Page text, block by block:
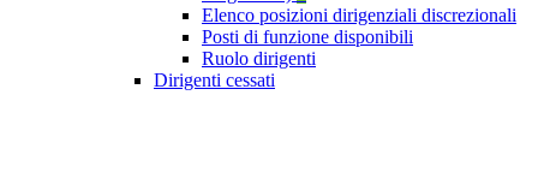
Elenco posizioni dirigenziali discrezionali
Posti di funzione disponibili
Ruolo dirigenti
Dirigenti cessati